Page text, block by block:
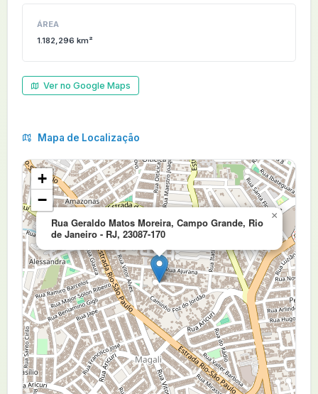
ÁREA
1.182,296 km²
Ver no Google Maps
Mapa de Localização
Rua Geraldo Matos Moreira, Campo Grande, Rio
de Janeiro - RJ, 23087-170
×
+
−